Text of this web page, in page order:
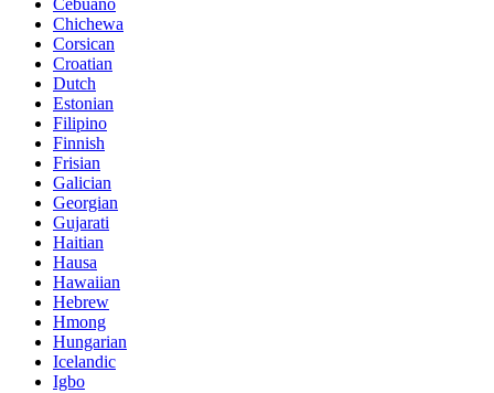
Chichewa
Corsican
Croatian
Dutch
Estonian
Filipino
Finnish
Frisian
Galician
Georgian
Gujarati
Haitian
Hausa
Hawaiian
Hebrew
Hmong
Hungarian
Icelandic
Igbo